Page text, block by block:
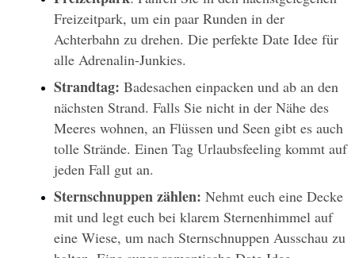
Freizeitpark, um ein paar Runden in der
Achterbahn zu drehen. Die perfekte Date Idee für
alle Adrenalin-Junkies.
Strandtag: Badesachen einpacken und ab an den
nächsten Strand. Falls Sie nicht in der Nähe des
Meeres wohnen, an Flüssen und Seen gibt es auch
tolle Strände. Einen Tag Urlaubsfeeling kommt auf
jeden Fall gut an.
Sternschnuppen zählen: Nehmt euch eine Decke
mit und legt euch bei klarem Sternenhimmel auf
eine Wiese, um nach Sternschnuppen Ausschau zu